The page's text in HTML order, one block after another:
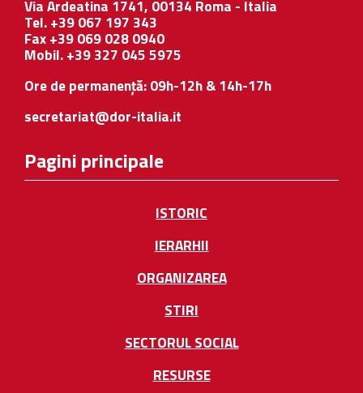
Via Ardeatina 1741, 00134 Roma - Italia
Tel. +39 067 197 343
Fax +39 069 028 0940
Mobil. +39 327 045 5975
Ore de permanență: 09h-12h & 14h-17h
secretariat@dor-italia.it
Pagini principale
ISTORIC
IERARHII
ORGANIZAREA
STIRI
SECTORUL SOCIAL
RESURSE